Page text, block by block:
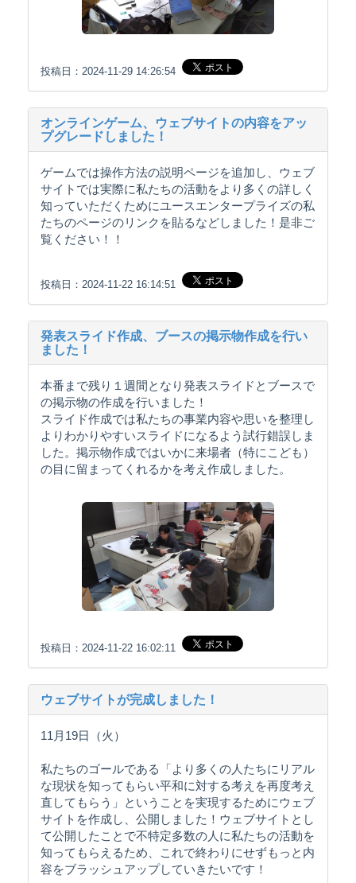
投稿日：2024-11-29 14:26:54
オンラインゲーム、ウェブサイトの内容をアッ
プグレードしました！
ゲームでは操作方法の説明ページを追加し、ウェブ
サイトでは実際に私たちの活動をより多くの詳しく
知っていただくためにユースエンタープライズの私
たちのページのリンクを貼るなどしました！是非ご
覧ください！！
投稿日：2024-11-22 16:14:51
発表スライド作成、ブースの掲示物作成を行い
ました！
本番まで残り１週間となり発表スライドとブースで
の掲示物の作成を行いました！
スライド作成では私たちの事業内容や思いを整理し
よりわかりやすいスライドになるよう試行錯誤しま
した。掲示物作成ではいかに来場者（特にこども）
の目に留まってくれるかを考え作成しました。
投稿日：2024-11-22 16:02:11
ウェブサイトが完成しました！
11月19日（火）
私たちのゴールである「より多くの人たちにリアル
な現状を知ってもらい平和に対する考えを再度考え
直してもらう」ということを実現するためにウェブ
サイトを作成し、公開しました！ウェブサイトとし
て公開したことで不特定多数の人に私たちの活動を
知ってもらえるため、これで終わりにせずもっと内
容をブラッシュアップしていきたいです！